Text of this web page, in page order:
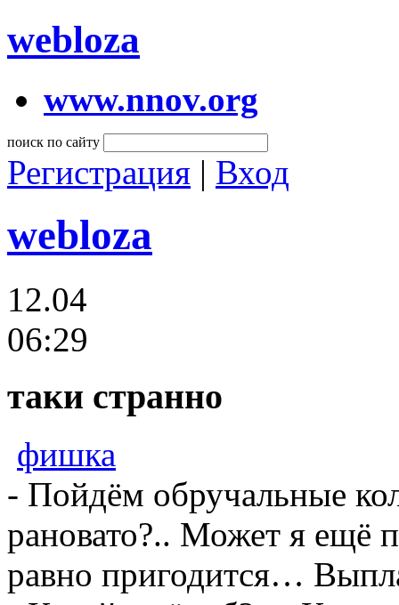
webloza
www.nnov.org
поиск по сайту
Регистрация | Вход
webloza
12.04
06:29
таки странно
фишка
- Пойдём обручальные
рановато?.. Может я ещё
равно пригодится…